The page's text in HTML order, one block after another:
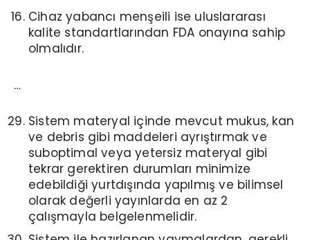
Cihaz yabancı menşeili ise uluslararası
kalite standartlarından FDA onayına sahip
olmalıdır.
…
Sistem materyal içinde mevcut mukus, kan
ve debris gibi maddeleri ayrıştırmak ve
suboptimal veya yetersiz materyal gibi
tekrar gerektiren durumları minimize
edebildiği yurtdışında yapılmış ve bilimsel
olarak değerli yayınlarda en az 2
çalışmayla belgelenmelidir.